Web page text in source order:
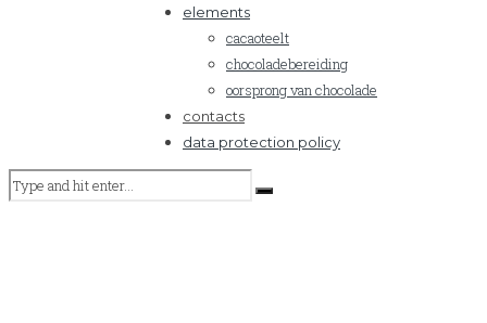
elements
cacaoteelt
chocoladebereiding
oorsprong van chocolade
contacts
data protection policy